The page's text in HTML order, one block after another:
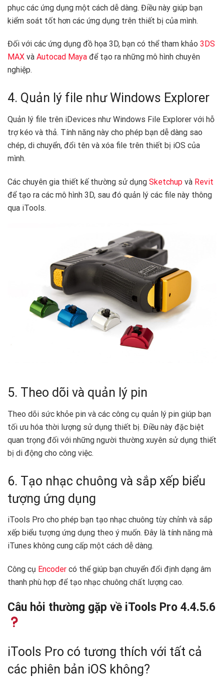
phục các ứng dụng một cách dễ dàng. Điều này giúp bạn
kiểm soát tốt hơn các ứng dụng trên thiết bị của mình.
Đối với các ứng dụng đồ họa 3D, bạn có thể tham khảo 3DS
MAX và Autocad Maya để tạo ra những mô hình chuyên
nghiệp.
4. Quản lý file như Windows Explorer
Quản lý file trên iDevices như Windows File Explorer với hỗ
trợ kéo và thả. Tính năng này cho phép bạn dễ dàng sao
chép, di chuyển, đổi tên và xóa file trên thiết bị iOS của
mình.
Các chuyên gia thiết kế thường sử dụng Sketchup và Revit
để tạo ra các mô hình 3D, sau đó quản lý các file này thông
qua iTools.
5. Theo dõi và quản lý pin
Theo dõi sức khỏe pin và các công cụ quản lý pin giúp bạn
tối ưu hóa thời lượng sử dụng thiết bị. Điều này đặc biệt
quan trọng đối với những người thường xuyên sử dụng thiết
bị di động cho công việc.
6. Tạo nhạc chuông và sắp xếp biểu
tượng ứng dụng
iTools Pro cho phép bạn tạo nhạc chuông tùy chỉnh và sắp
xếp biểu tượng ứng dụng theo ý muốn. Đây là tính năng mà
iTunes không cung cấp một cách dễ dàng.
Công cụ Encoder có thể giúp bạn chuyển đổi định dạng âm
thanh phù hợp để tạo nhạc chuông chất lượng cao.
Câu hỏi thường gặp về iTools Pro 4.4.5.6
iTools Pro có tương thích với tất cả
các phiên bản iOS không?